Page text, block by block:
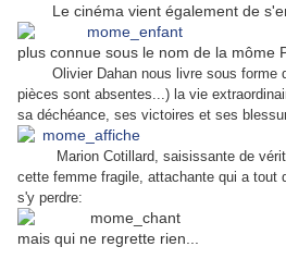
Le cinéma vient également de
plus connue sous le nom de la môme
Olivier Dahan nous livre sous forme
pièces sont absentes...) la vie
sa déchéance, ses victoires et ses
Marion Cotillard, saisissante de
cette femme fragile, attachante qui a tout
s'y perdre:
mais qui ne regrette rien...